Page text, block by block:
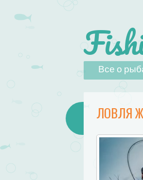
Все о
Наверх
ЛОВЛЯ